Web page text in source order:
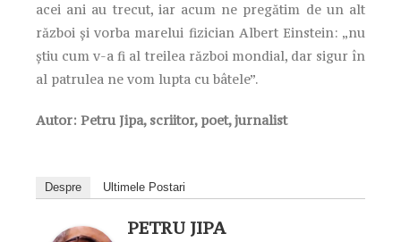
acei ani au trecut, iar acum ne pregătim de un alt
război și vorba marelui fizician Albert Einstein: „nu
știu cum v-a fi al treilea război mondial, dar sigur în
al patrulea ne vom lupta cu bâtele”.
Autor: Petru Jipa, scriitor, poet, jurnalist
Despre Ultimele Postari
PETRU JIPA